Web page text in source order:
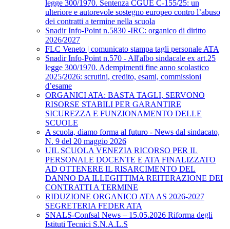
legge 300/1970. Sentenza CGUE C‑155/25: un
ulteriore e autorevole sostegno europeo contro l’abuso
dei contratti a termine nella scuola
Snadir Info-Point n.5830 -IRC: organico di diritto
2026/2027
FLC Veneto | comunicato stampa tagli personale ATA
Snadir Info-Point n.570 - All'albo sindacale ex art.25
legge 300/1970. Adempimenti fine anno scolastico
2025/2026: scrutini, credito, esami, commissioni
d’esame
ORGANICI ATA: BASTA TAGLI, SERVONO
RISORSE STABILI PER GARANTIRE
SICUREZZA E FUNZIONAMENTO DELLE
SCUOLE
A scuola, diamo forma al futuro - News dal sindacato,
N. 9 del 20 maggio 2026
UIL SCUOLA VENEZIA RICORSO PER IL
PERSONALE DOCENTE E ATA FINALIZZATO
AD OTTENERE IL RISARCIMENTO DEL
DANNO DA ILLEGITTIMA REITERAZIONE DEI
CONTRATTI A TERMINE
RIDUZIONE ORGANICO ATA AS 2026-2027
SEGRETERIA FEDER ATA
SNALS-Confsal News – 15.05.2026 Riforma degli
Istituti Tecnici S.N.A.L.S